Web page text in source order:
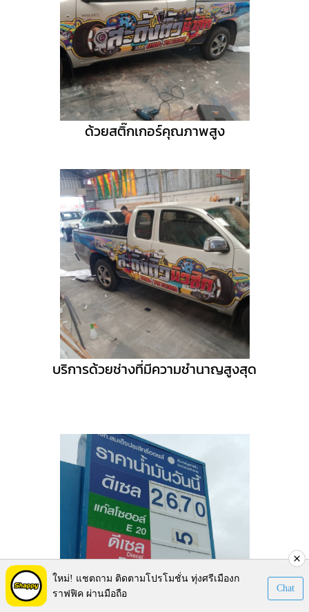
ด้วยสติ๊กเกอร์คุณภาพสูง
บริการด้วยช่างที่มีความชำนาญสูงสุด
ใหม่! แชตถาม ติดตามโปรโมชั่น ทุ่งศรีเมืองก
ราฟฟิค ผ่านมือถือ
Chat